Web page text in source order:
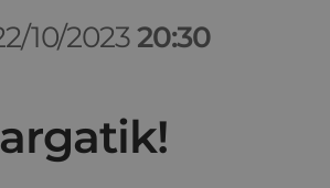
10/202320:30